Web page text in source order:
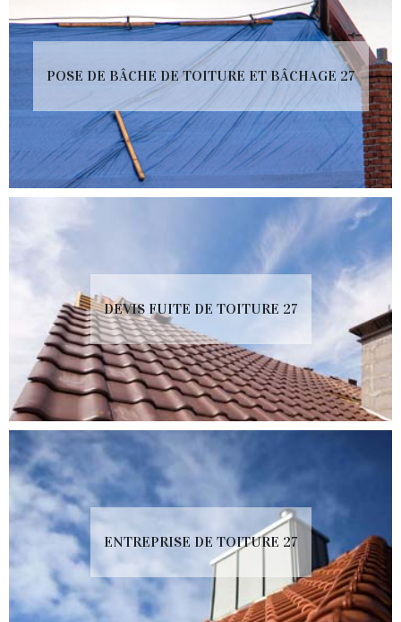
POSE DE BÂCHE DE TOITURE ET BÂCHAGE 27
DEVIS FUITE DE TOITURE 27
ENTREPRISE DE TOITURE 27